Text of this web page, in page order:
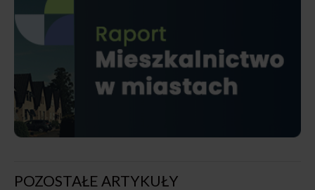
POZOSTAŁE ARTYKUŁY